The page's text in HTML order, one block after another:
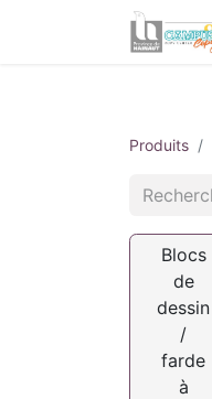
Produits
Blocs
de
dessin
/
farde
à